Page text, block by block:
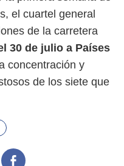
el cuartel general
de la carretera
30 de julio a Países
concentración y
de los siete que